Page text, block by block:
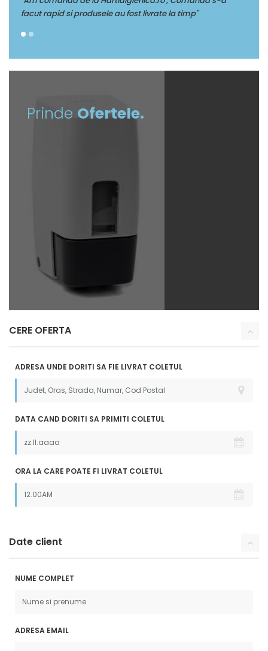
timp"
Prinde Ofertele.
CERE OFERTA
ADRESA UNDE DORITI SA FIE LIVRAT COLETUL
DATA CAND DORITI SA PRIMITI COLETUL
ORA LA CARE POATE FI LIVRAT COLETUL
Date client
NUME COMPLET
ADRESA EMAIL